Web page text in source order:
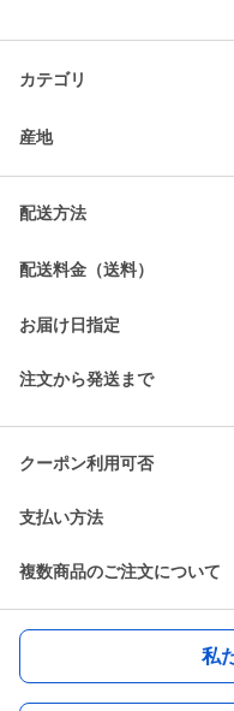
カテゴリ
産地
配送方法
配送料金（送料）
お届け日指定
注文から発送まで
クーポン利用可否
支払い方法
複数商品のご注文について
私